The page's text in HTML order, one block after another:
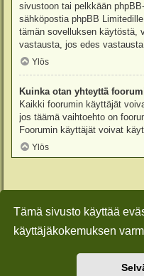
Tämä sivusto käyttää
käyttäjäkokemuksen
sivustoon tai pelkkään
sähköpostia phpBB Limitedille
tämän sovelluksen käytöstä,
vastausta, jos edes
Ylös
Kuinka otan yhteyttä
Kaikki foorumin käyttäjät
jos täämä vaihtoehto on
Foorumin käyttäjät voivat
Ylös
Etusivu Viesti
Keskustelufoorumin ohjelmisto